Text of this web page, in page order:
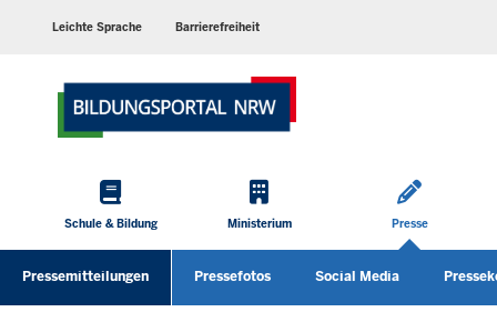
Sprachen
Leichte Sprache Barrierefreiheit
Hauptmenü
Schule & Bildung Ministerium Presse
Pressemitteilungen Pressefotos Social Media